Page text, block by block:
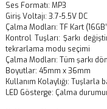
Ses Formatı: MP3
Giriş Voltajı: 3.7-5.5V DC
Çalma Modları: TF Kart
Kontrol Tuşları: Şarkı
tekrarlama modu seçimi
Çalma Modları: Tüm şarkı
Boyutlar: 45mm x 36mm
Kullanım Kolaylığı: Tuşlarla
LED Gösterge: Çalma